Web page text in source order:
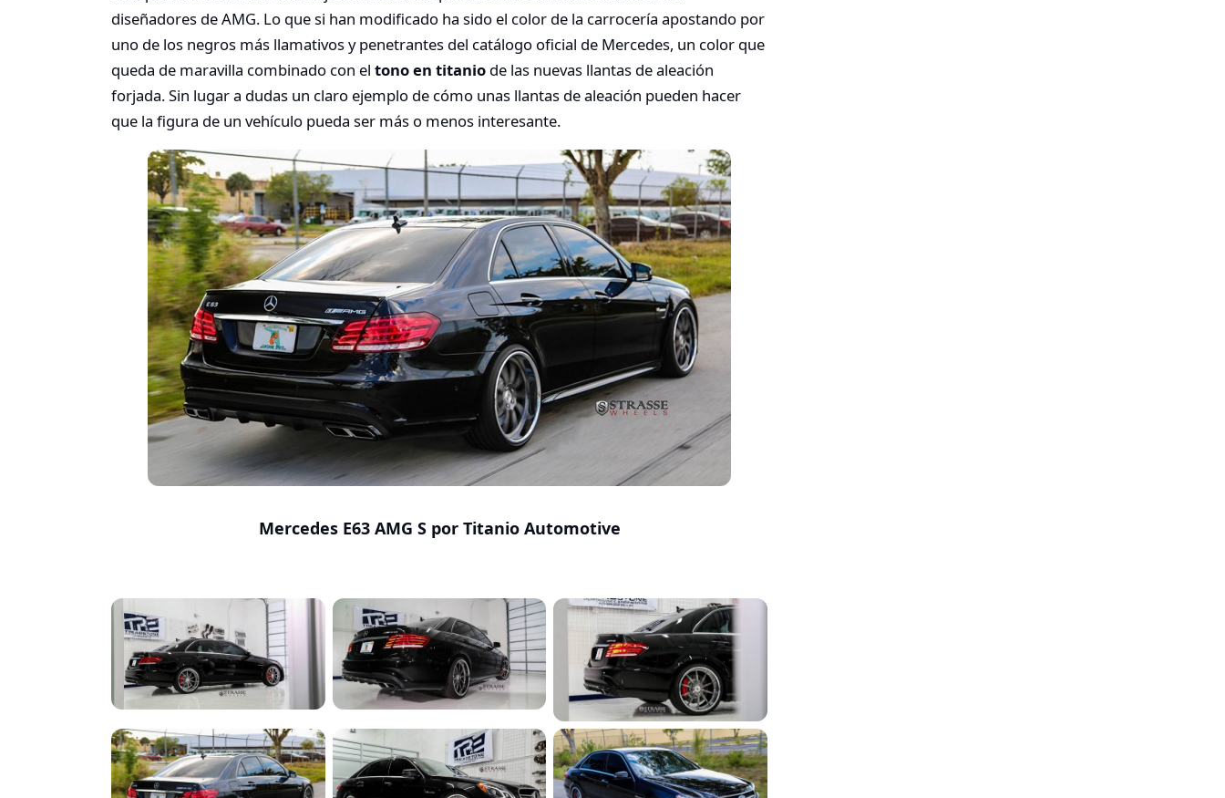
diseñadores de AMG. Lo que si han modificado ha sido el color de la carrocería apostando por
uno de los negros más llamativos y penetrantes del catálogo oficial de Mercedes, un color que
queda de maravilla combinado con el tono en titanio de las nuevas llantas de aleación
forjada. Sin lugar a dudas un claro ejemplo de cómo unas llantas de aleación pueden hacer
que la figura de un vehículo pueda ser más o menos interesante.
Mercedes E63 AMG S por Titanio Automotive